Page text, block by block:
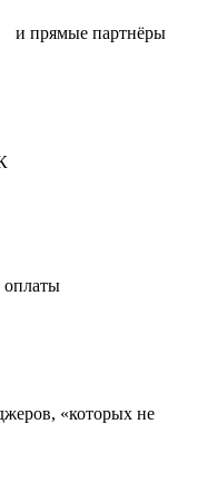
и прямые партнёры
оплаты
«которых не